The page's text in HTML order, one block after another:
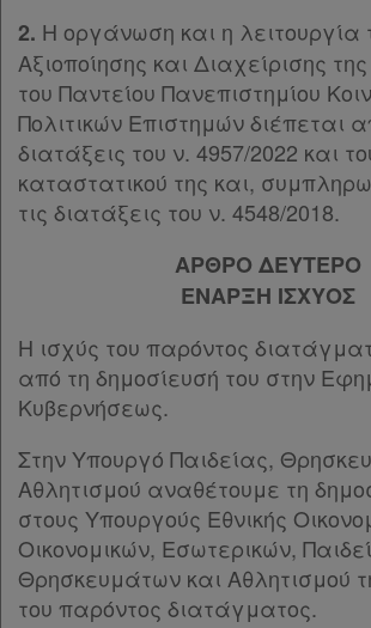
Ενεργοί
συνδρομητές
Τα
αγαπημένα
μου
σημειώσεις
μου
Ψάχνω
και
δε
βρίσκω
2. Η οργάνωση και η λειτουργία
Αξιοποίησης και Διαχείρισης
του Παντείου Πανεπιστημίου
Πολιτικών Επιστημών διέπεται
διατάξεις του ν. 4957/2022 και
καταστατικού της και,
τις διατάξεις του ν. 4548/2018.
ΑΡΘΡΟ ΔΕΥΤΕΡΟ
ΕΝΑΡΞΗ ΙΣΧΥΟΣ
Η ισχύς του παρόντος
από τη δημοσίευσή του στην
Κυβερνήσεως.
Στην Υπουργό Παιδείας,
Αθλητισμού αναθέτουμε τη
στους Υπουργούς Εθνικής
Οικονομικών, Εσωτερικών,
Θρησκευμάτων και Αθλητισμού
του παρόντος διατάγματος.